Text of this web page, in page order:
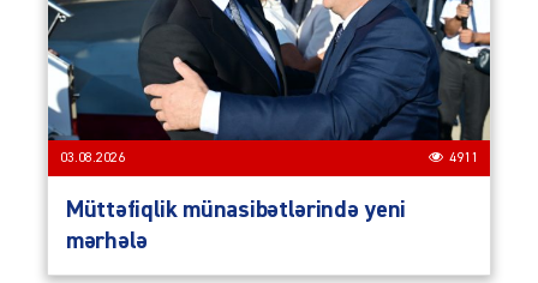
03.08.2026 4911
Müttəfiqlik münasibətlərində yeni
mərhələ